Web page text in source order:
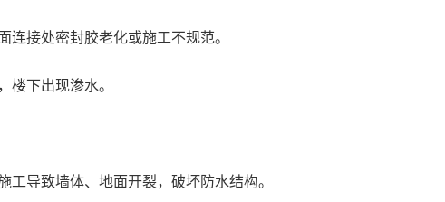
连接处密封胶老化或施工不规范。
楼下出现渗水。
工导致墙体、地面开裂，破坏防水结构。